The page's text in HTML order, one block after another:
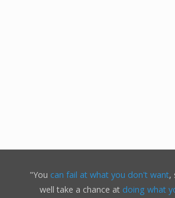
"You can fail at what you don't want,
well take a chance at doing what